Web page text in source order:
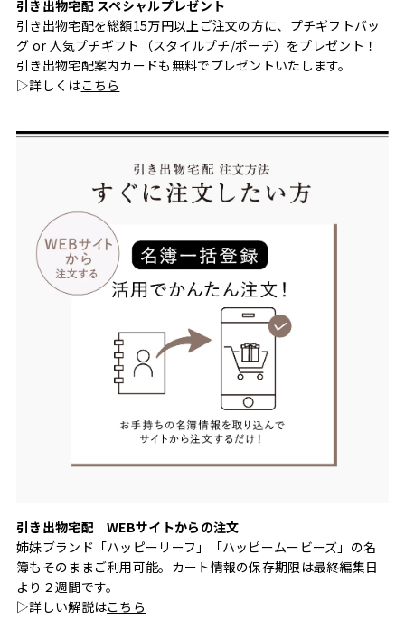
引き出物宅配 スペシャルプレゼント
引き出物宅配を総額15万円以上ご注文の方に、プチギフトバッ
グ or 人気プチギフト（スタイルプチ/ポーチ）をプレゼント！
引き出物宅配案内カードも無料でプレゼントいたします。
▷詳しくはこちら
引き出物宅配 WEBサイトからの注文
姉妹ブランド「ハッピーリーフ」「ハッピームービーズ」の名
簿もそのままご利用可能。カート情報の保存期限は最終編集日
より２週間です。
▷詳しい解説はこちら